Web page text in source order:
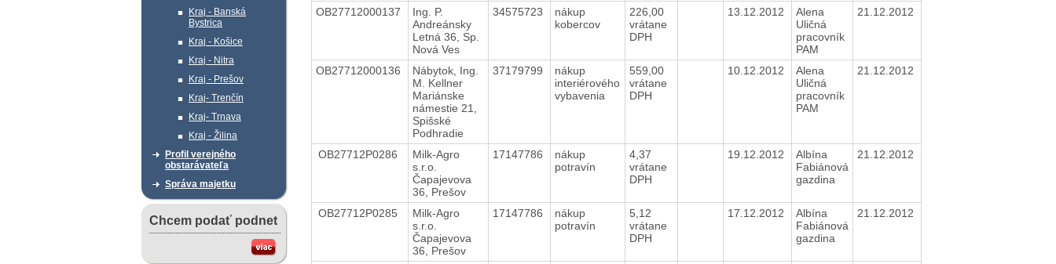
Kraj - Banská
Bystrica
Kraj - Košice
Kraj - Nitra
Kraj - Prešov
Kraj- Trenčín
Kraj- Trnava
Kraj - Žilina
Profil verejného
obstarávateľa
Správa majetku
Chcem podať podnet
OB27712000137
Ing. P.
Andreánsky
Letná 36, Sp.
Nová Ves
34575723
nákup
kobercov
226,00
vrátane
DPH
13.12.2012
Alena
Uličná
pracovník
PAM
21.12.2012
OB27712000136
Nábytok, Ing.
M. Kellner
Mariánske
námestie 21,
Spišské
Podhradie
37179799
nákup
interiérového
vybavenia
559,00
vrátane
DPH
10.12.2012
Alena
Uličná
pracovník
PAM
21.12.2012
OB27712P0286
Milk-Agro
s.r.o.
Čapajevova
36, Prešov
17147786
nákup
potravín
4,37
vrátane
DPH
19.12.2012
Albína
Fabiánová
gazdina
21.12.2012
OB27712P0285
Milk-Agro
s.r.o.
Čapajevova
36, Prešov
17147786
nákup
potravín
5,12
vrátane
DPH
17.12.2012
Albína
Fabiánová
gazdina
21.12.2012